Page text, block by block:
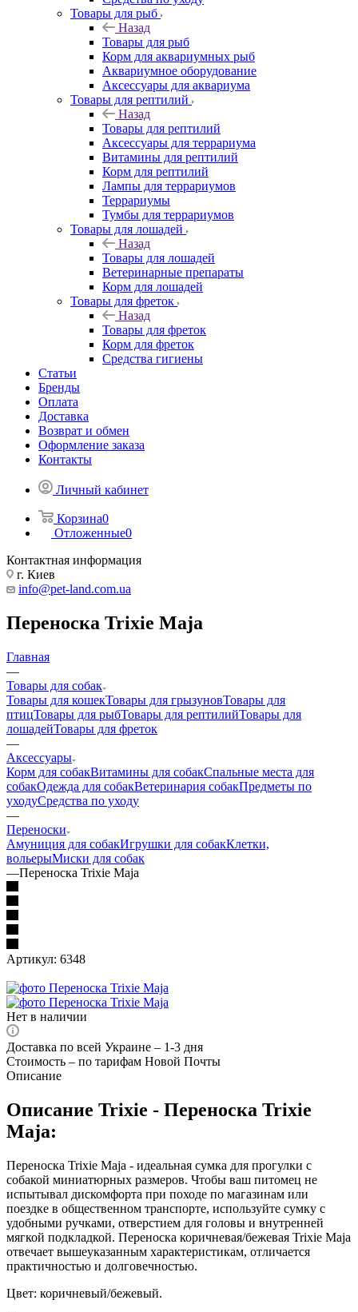
Товары для рыб
Назад
Товары для рыб
Корм для аквариумных рыб
Аквариумное оборудование
Аксессуары для аквариума
Товары для рептилий
Назад
Товары для рептилий
Аксессуары для террариума
Витамины для рептилий
Корм для рептилий
Лампы для террариумов
Террариумы
Тумбы для террариумов
Товары для лошадей
Назад
Товары для лошадей
Ветеринарные препараты
Корм для лошадей
Товары для фреток
Назад
Товары для фреток
Корм для фреток
Средства гигиены
Статьи
Бренды
Оплата
Доставка
Возврат и обмен
Оформление заказа
Контакты
Личный кабинет
Корзина0
Отложенные0
Контактная информация
г. Киев
info@pet-land.com.ua
Переноска Trixie Maja
Главная
—
Товары для собак
Товары для кошекТовары для грызуновТовары для
птицТовары для рыбТовары для рептилийТовары для
лошадейТовары для фреток
—
Аксессуары
Корм для собакВитамины для собакСпальные места для
собакОдежда для собакВетеринария собакПредметы по
уходуСредства по уходу
—
Переноски
Амуниция для собакИгрушки для собакКлетки,
вольерыМиски для собак
—Переноска Trixie Maja
Артикул: 6348
Нет в наличии
Доставка по всей Украине – 1-3 дня
Стоимость – по тарифам Новой Почты
Описание
Описание Trixie - Переноска Trixie
Maja:
Переноска Trixie Maja - идеальная сумка для прогулки с
собакой миниатюрных размеров. Чтобы ваш питомец не
испытывал дискомфорта при походе по магазинам или
поездке в общественном транспорте, используйте сумку с
удобными ручками, отверстием для головы и внутренней
мягкой подкладкой. Переноска коричневая/бежевая Trixie Majа
отвечает вышеуказанным характеристикам, отличается
практичностью и долговечностью.
Цвет: коричневый/бежевый.